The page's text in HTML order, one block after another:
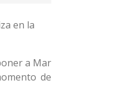
en la
a Mar
de